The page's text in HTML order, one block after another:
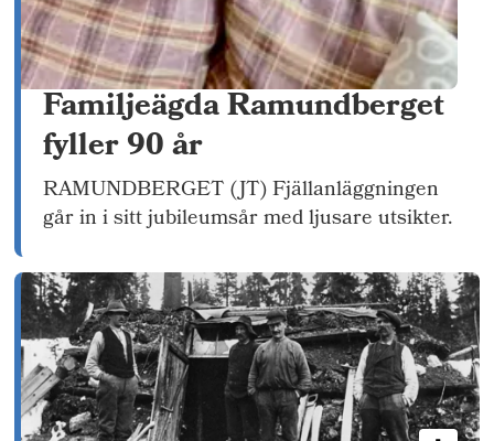
Familjeägda Ramundberget
fyller 90 år
RAMUNDBERGET (JT) Fjällanläggningen
går in i sitt jubileumsår med ljusare utsikter.